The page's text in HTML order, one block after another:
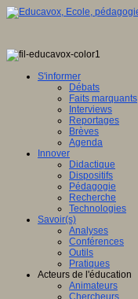
S'informer
Débats
Faits marquants
Interviews
Reportages
Brèves
Agenda
Innover
Didactique
Dispositifs
Pédagogie
Recherche
Technologies
Savoir(s)
Analyses
Conférences
Outils
Pratiques
Acteurs de l'éducation
Animateurs
Chercheurs